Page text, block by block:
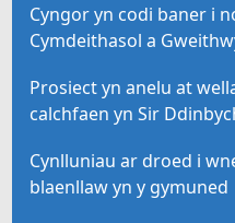
Cyngor yn codi baner i
Cymdeithasol a
Prosiect yn anelu at
calchfaen yn Sir
Cynlluniau ar droed i
blaenllaw yn y gymuned